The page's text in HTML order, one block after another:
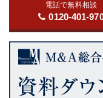
電話で無料相談
0120-401-